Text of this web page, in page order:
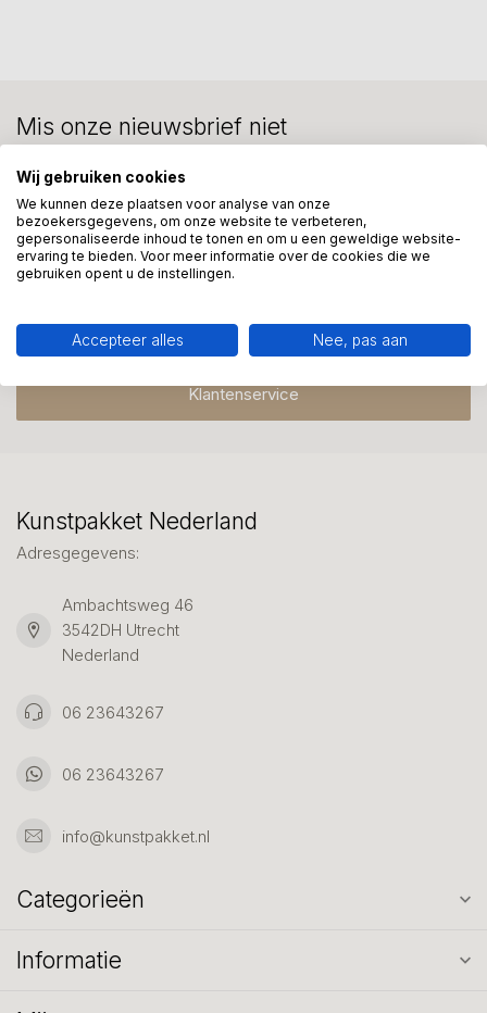
ons 7 dagen per week: 06-23643267
Klantenservice
Mis onze nieuwsbrief niet
Kunstpakket Nederland
Adresgegevens:
Ambachtsweg 46
3542DH Utrecht
Nederland
06 23643267
06 23643267
info@kunstpakket.nl
Categorieën
Informatie
Wij gebruiken cookies
We kunnen deze plaatsen voor analyse van onze
bezoekersgegevens, om onze website te verbeteren,
gepersonaliseerde inhoud te tonen en om u een geweldige website-
ervaring te bieden. Voor meer informatie over de cookies die we
gebruiken opent u de instellingen.
Accepteer alles Nee, pas aan